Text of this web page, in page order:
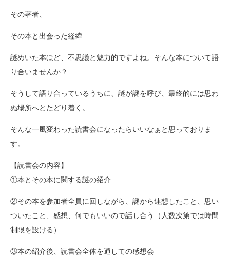
その著者、
その本と出会った経緯…
謎めいた本ほど、不思議と魅力的ですよね。そんな本について語
り合いませんか？
そうして語り合っているうちに、謎が謎を呼び、最終的には思わ
ぬ場所へとたどり着く。
そんな一風変わった読書会になったらいいなぁと思っておりま
す。
【読書会の内容】
①本とその本に関する謎の紹介
②その本を参加者全員に回しながら、謎から連想したこと、思い
ついたこと、感想、何でもいいので話し合う（人数次第では時間
制限を設ける）
③本の紹介後、読書会全体を通しての感想会